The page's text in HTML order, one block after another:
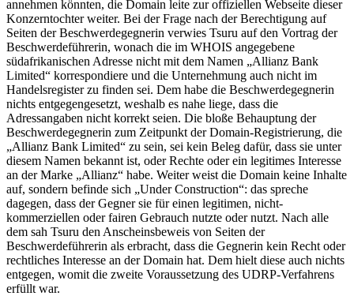
annehmen könnten, die Domain leite zur offiziellen Webseite dieser
Konzerntochter weiter. Bei der Frage nach der Berechtigung auf
Seiten der Beschwerdegegnerin verwies Tsuru auf den Vortrag der
Beschwerdeführerin, wonach die im WHOIS angegebene
südafrikanischen Adresse nicht mit dem Namen „Allianz Bank
Limited“ korrespondiere und die Unternehmung auch nicht im
Handelsregister zu finden sei. Dem habe die Beschwerdegegnerin
nichts entgegengesetzt, weshalb es nahe liege, dass die
Adressangaben nicht korrekt seien. Die bloße Behauptung der
Beschwerdegegnerin zum Zeitpunkt der Domain-Registrierung, die
„Allianz Bank Limited“ zu sein, sei kein Beleg dafür, dass sie unter
diesem Namen bekannt ist, oder Rechte oder ein legitimes Interesse
an der Marke „Allianz“ habe. Weiter weist die Domain keine Inhalte
auf, sondern befinde sich „Under Construction“: das spreche
dagegen, dass der Gegner sie für einen legitimen, nicht-
kommerziellen oder fairen Gebrauch nutzte oder nutzt. Nach alle
dem sah Tsuru den Anscheinsbeweis von Seiten der
Beschwerdeführerin als erbracht, dass die Gegnerin kein Recht oder
rechtliches Interesse an der Domain hat. Dem hielt diese auch nichts
entgegen, womit die zweite Voraussetzung des UDRP-Verfahrens
erfüllt war.